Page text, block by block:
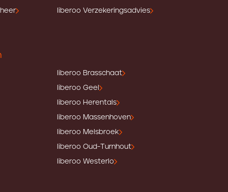
liberoo Verzekeringsadvies
liberoo Brasschaat
liberoo Geel
liberoo Herentals
liberoo Massenhoven
liberoo Melsbroek
liberoo Oud-Turnhout
liberoo Westerlo